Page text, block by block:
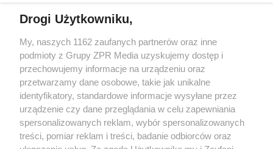
"ESKA Hity na Czasie" – playlista,
która rozkręci każdą chwilę
5
Drogi Użytkowniku,
My, naszych 1162 zaufanych partnerów oraz inne
podmioty z Grupy ZPR Media uzyskujemy dostęp i
przechowujemy informacje na urządzeniu oraz
przetwarzamy dane osobowe, takie jak unikalne
identyfikatory, standardowe informacje wysyłane przez
urządzenie czy dane przeglądania w celu zapewniania
spersonalizowanych reklam, wybór spersonalizowanych
treści, pomiar reklam i treści, badanie odbiorców oraz